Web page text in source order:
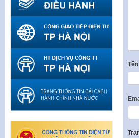
Tên